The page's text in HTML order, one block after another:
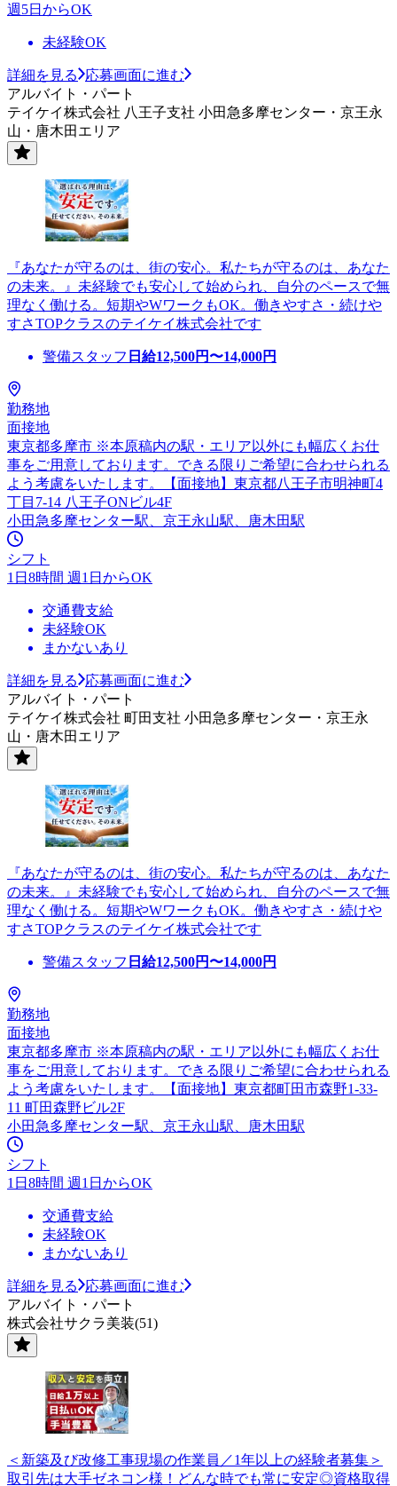
週5日からOK
未経験OK
詳細を見る
応募画面に進む
アルバイト・パート
テイケイ株式会社 八王子支社 小田急多摩センター・京王永
山・唐木田エリア
『あなたが守るのは、街の安心。私たちが守るのは、あなた
の未来。』未経験でも安心して始められ、自分のペースで無
理なく働ける。短期やWワークもOK。働きやすさ・続けや
すさTOPクラスのテイケイ株式会社です
警備スタッフ 日給12,500円〜14,000円
勤務地
面接地
東京都多摩市 ※本原稿内の駅・エリア以外にも幅広くお仕
事をご用意しております。できる限りご希望に合わせられる
よう考慮をいたします。【面接地】東京都八王子市明神町4
丁目7-14 八王子ONビル4F
小田急多摩センター駅、京王永山駅、唐木田駅
シフト
1日8時間 週1日からOK
交通費支給
未経験OK
まかないあり
詳細を見る
応募画面に進む
アルバイト・パート
テイケイ株式会社 町田支社 小田急多摩センター・京王永
山・唐木田エリア
『あなたが守るのは、街の安心。私たちが守るのは、あなた
の未来。』未経験でも安心して始められ、自分のペースで無
理なく働ける。短期やWワークもOK。働きやすさ・続けや
すさTOPクラスのテイケイ株式会社です
警備スタッフ 日給12,500円〜14,000円
勤務地
面接地
東京都多摩市 ※本原稿内の駅・エリア以外にも幅広くお仕
事をご用意しております。できる限りご希望に合わせられる
よう考慮をいたします。【面接地】東京都町田市森野1-33-
11 町田森野ビル2F
小田急多摩センター駅、京王永山駅、唐木田駅
シフト
1日8時間 週1日からOK
交通費支給
未経験OK
まかないあり
詳細を見る
応募画面に進む
アルバイト・パート
株式会社サクラ美装(51)
＜新築及び改修工事現場の作業員／1年以上の経験者募集＞
取引先は大手ゼネコン様！どんな時でも常に安定◎資格取得